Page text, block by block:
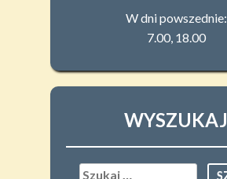
W dni powszednie:
7.00, 18.00
WYSZUKAJ
Szukaj: